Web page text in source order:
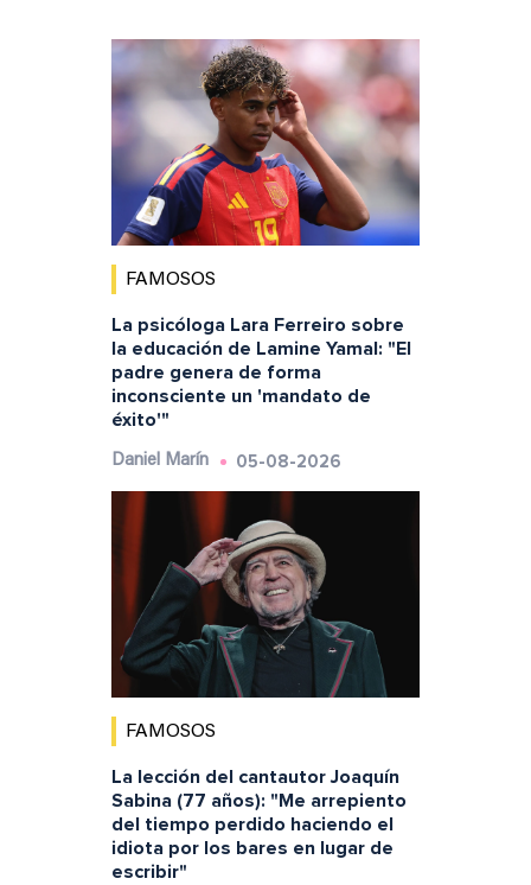
FAMOSOS
La psicóloga Lara Ferreiro sobre
la educación de Lamine Yamal: "El
padre genera de forma
inconsciente un 'mandato de
éxito'"
Daniel Marín 05-08-2026
FAMOSOS
La lección del cantautor Joaquín
Sabina (77 años): "Me arrepiento
del tiempo perdido haciendo el
idiota por los bares en lugar de
escribir"